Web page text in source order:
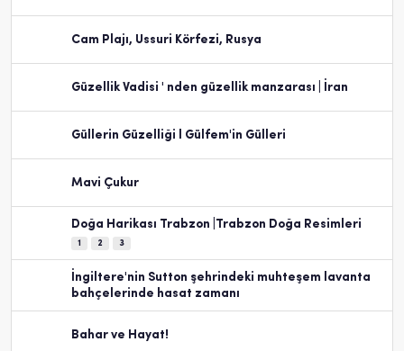
Cam Plajı, Ussuri Körfezi, Rusya
Güzellik Vadisi ' nden güzellik manzarası | İran
Güllerin Güzelliği l Gülfem'in Gülleri
Mavi Çukur
Doğa Harikası Trabzon |Trabzon Doğa Resimleri
1 2 3
İngiltere'nin Sutton şehrindeki muhteşem lavanta
bahçelerinde hasat zamanı
Bahar ve Hayat!